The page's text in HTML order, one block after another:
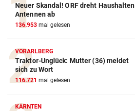
Neuer Skandal! ORF dreht Haushalten
Antennen ab
136.953 mal gelesen
VORARLBERG
Traktor-Unglück: Mutter (36) meldet
sich zu Wort
116.721 mal gelesen
KÄRNTEN